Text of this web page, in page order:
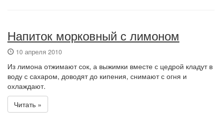
Напиток морковный с лимоном
10 апреля 2010
Из лимона отжимают сок, а выжимки вместе с цедрой кладут в
воду с сахаром, доводят до кипения, снимают с огня и
охлаждают.
Читать »